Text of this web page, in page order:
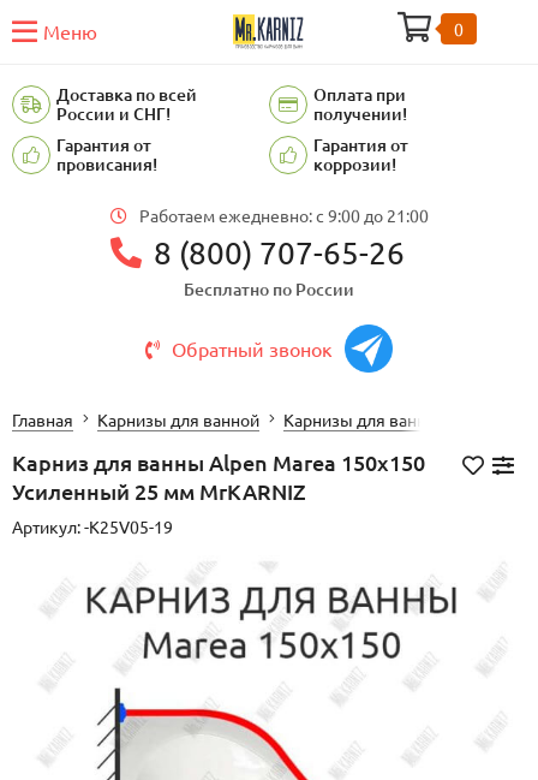
Меню 0
Доставка по всей
России и СНГ!
Оплата при
получении!
Гарантия от
провисания!
Гарантия от
коррозии!
Работаем ежедневно: c 9:00 до 21:00
8 (800) 707-65-26
Бесплатно по России
Обратный звонок
Главная Карнизы для ванной Карнизы для ванной ALPEN
Карниз для ванны Alpen Marea 150х150
Усиленный 25 мм MrKARNIZ
Артикул:-K25V05-19